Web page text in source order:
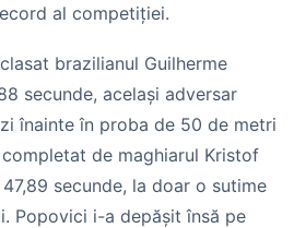
al competiției.
brazilianul Guilherme
secunde, același adversar
înainte în proba de 50 de metri
de maghiarul Kristof
secunde, la doar o sutime
Popovici i-a depășit însă pe